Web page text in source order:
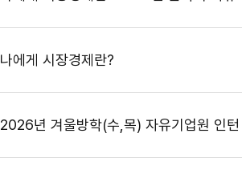
나에게 시장경제란?
2026년 겨울방학(수,목) 자유기업원 인